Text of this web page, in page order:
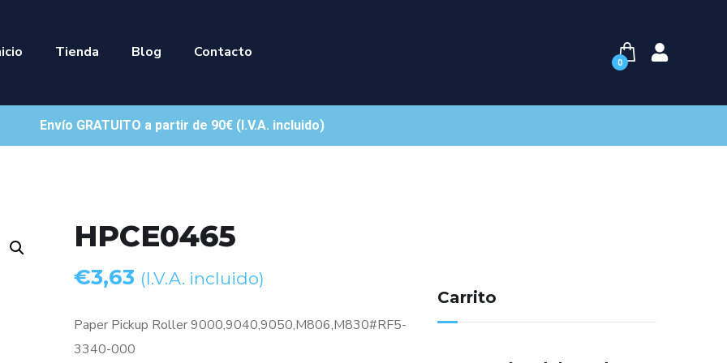
Tienda Blog Contacto
0
Envío GRATUITO a partir de 90€ (I.V.A. incluido)
HPCE0465
€3,63 (I.V.A. incluido)
Paper Pickup Roller 9000,9040,9050,M806,M830#RF5-
3340-000
Carrito